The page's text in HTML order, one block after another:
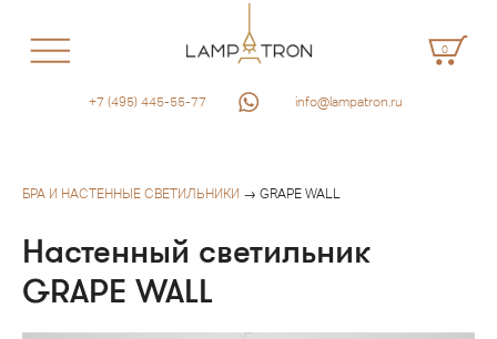
0
+7 (495) 445-55-77 info@lampatron.ru
БРА И НАСТЕННЫЕ СВЕТИЛЬНИКИ → GRAPE WALL
Настенный светильник
GRAPE WALL